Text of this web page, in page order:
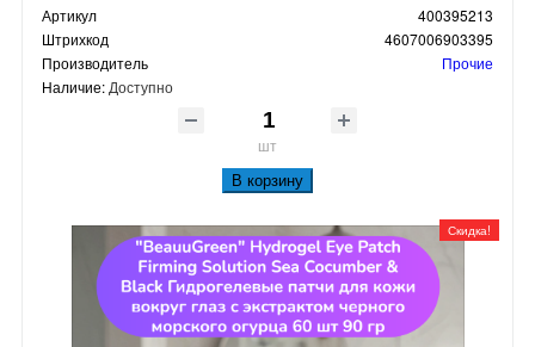
Артикул
400395213
Штрихкод
4607006903395
Производитель
Прочие
Наличие:Доступно
шт
В корзину
Скидка!